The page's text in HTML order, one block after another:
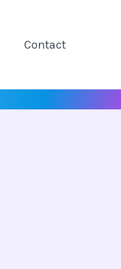
Contact